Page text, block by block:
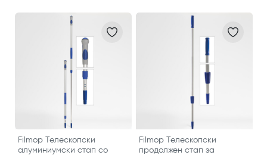
Filmop Телескопски
алуминиумски стап со
Filmop Телескопски
продолжен стап за